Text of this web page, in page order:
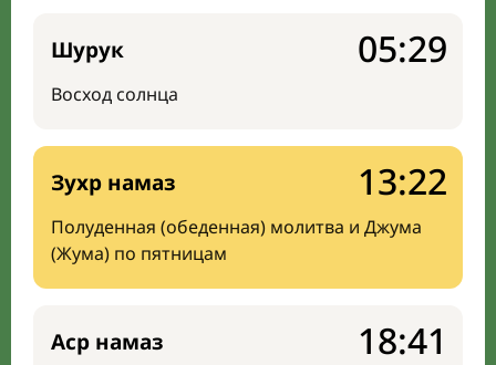
Шурук
Восход солнца
05:29
Зухр намаз
Полуденная (обеденная) молитва и Джума
(Жума) по пятницам
13:22
Аср намаз 18:41